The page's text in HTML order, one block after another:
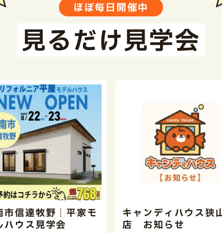
ほぼ毎日開催中
見るだけ見学会
市信達牧野｜平家モ
ハウス見学会
キャンディハウス狭
店 お知らせ